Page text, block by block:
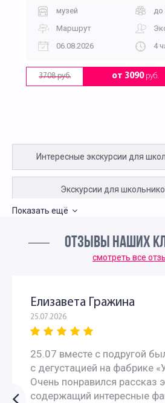
музей
до
Маршрут
06.08.2026
4
3708 руб. от 3090руб.
Интересные экскурсии для
Экскурсии для
Интересные экскурсии для
Экскурсии для школьников 7
Автобусные экскурсии для
Показать ещё
ОТЗЫВЫ НАШИХ
смотреть все
Елизавета Гражина
25.07.2026
25.07 вместе с подругой
с дегустацией на фабрике
Очень понравился рассказ
содержащий интересные